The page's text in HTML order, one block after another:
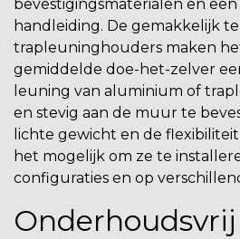
bevestigingsmaterialen en
handleiding. De gemakkelijk
trapleuninghouders maken
gemiddelde doe-het-zelver
leuning van aluminium of
en stevig aan de muur te
lichte gewicht en de
het mogelijk om ze te
configuraties en op
Onderhoudsvrij